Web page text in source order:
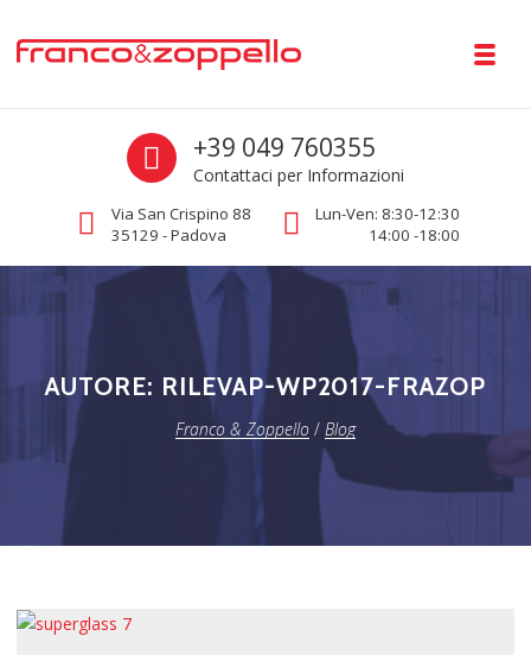
Rilevazione presenze e orologi di precisione industriale
Call us
+39 049 760355
Contattaci per Informazioni
Via San Crispino 88
35129 - Padova
Lun-Ven: 8:30-12:30
14:00 -18:00
AUTORE: RILEVAP-WP2017-FRAZOP
Franco & Zoppello / Blog